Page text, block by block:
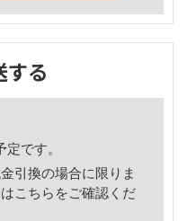
する
です。
引換の場合に限りま
こちら をご確認くだ